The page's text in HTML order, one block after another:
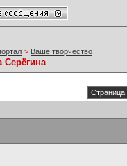
> Ваше творчество
Серёгина
Страница